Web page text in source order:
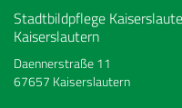
Stadtbildpflege
Kaiserslautern
Daennerstraße 11
67657 Kaiserslautern